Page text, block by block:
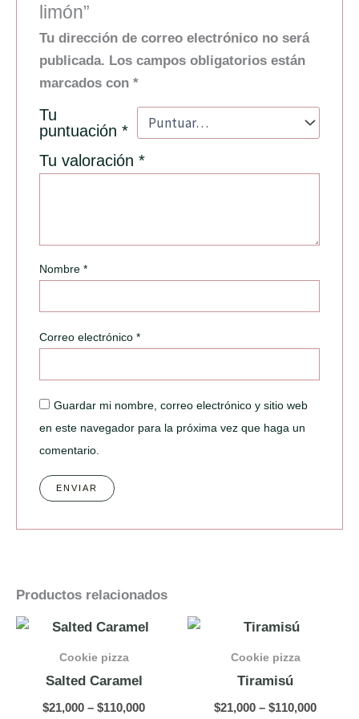
limón”
Tu dirección de correo electrónico no será
publicada. Los campos obligatorios están
marcados con*
Tu
puntuación*
Tu valoración*
Nombre*
Correo electrónico*
Guardar mi nombre, correo electrónico y sitio web
en este navegador para la próxima vez que haga un
comentario.
Productos relacionados
Cookie pizza
Salted Caramel
$21,000 – $110,000
Price
Cookie pizza
Tiramisú
$21,000 – $110,000